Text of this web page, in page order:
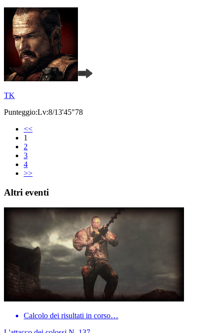
TK
Punteggio:Lv:8/13'45"78
<<
1
2
3
4
>>
Altri eventi
Calcolo dei risultati in corso…